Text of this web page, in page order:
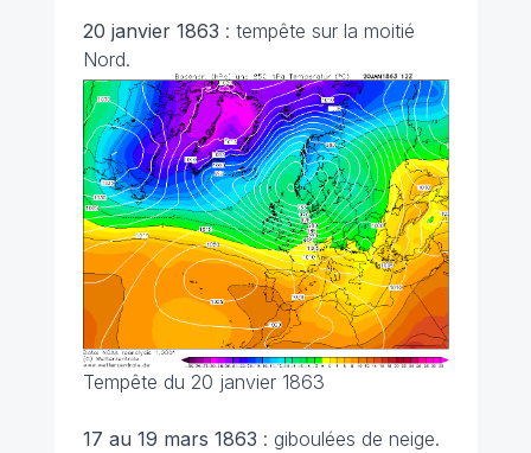
20 janvier 1863 : tempête sur la moitié
Nord.
Tempête du 20 janvier 1863
17 au 19 mars 1863 : giboulées de neige.